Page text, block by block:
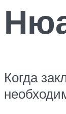
Когда